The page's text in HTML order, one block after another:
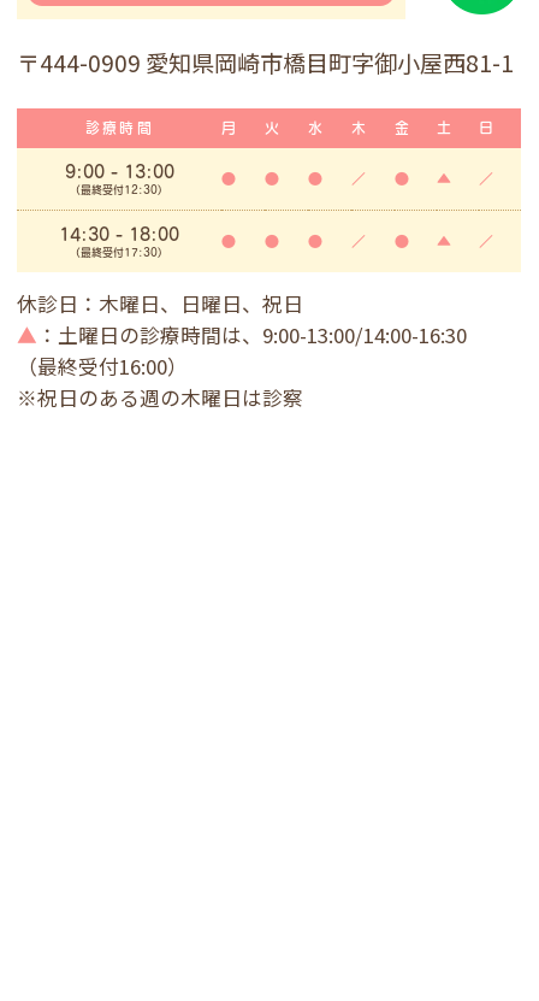
〒444-0909 愛知県岡崎市橋目町字御小屋西81-1
診療時間 月 火 水 木 金 土 日
9:00- 13:00
(最終受付12:30)
● ● ● ／ ● ▲ ／
14:30 - 18:00
(最終受付17:30)
● ● ● ／ ● ▲ ／
休診日：木曜日、日曜日、祝日
▲ ：土曜日の診療時間は、9:00-13:00/14:00-16:30
（最終受付16:00）
※祝日のある週の木曜日は診察